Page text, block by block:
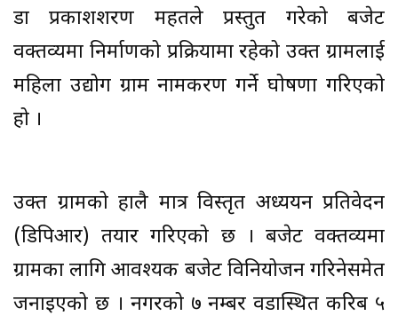
डा प्रकाशशरण महतले प्रस्तुत गरेको बजेट
वक्तव्यमा निर्माणको प्रक्रियामा रहेको उक्त ग्रामलाई
महिला उद्योग ग्राम नामकरण गर्ने घोषणा गरिएको
हो ।
उक्त ग्रामको हालै मात्र विस्तृत अध्ययन प्रतिवेदन
(डिपिआर) तयार गरिएको छ । बजेट वक्तव्यमा
ग्रामका लागि आवश्यक बजेट विनियोजन गरिनेसमेत
जनाइएको छ । नगरको ७ नम्बर वडास्थित करिब ५